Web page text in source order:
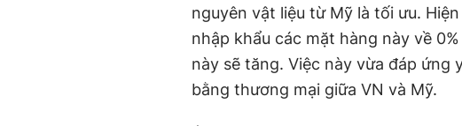
nguyên vật liệu từ Mỹ là tối ưu.
nhập khẩu các mặt hàng này về
này sẽ tăng. Việc này vừa đáp ứng
bằng thương mại giữa VN và Mỹ.